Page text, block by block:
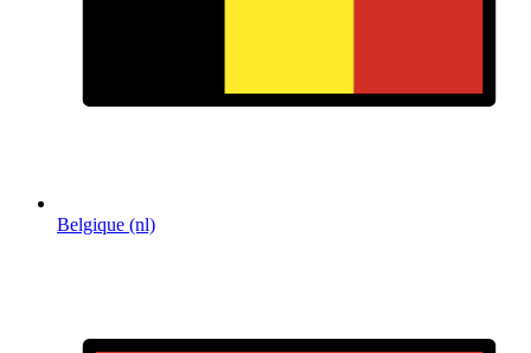
Belgique (nl)